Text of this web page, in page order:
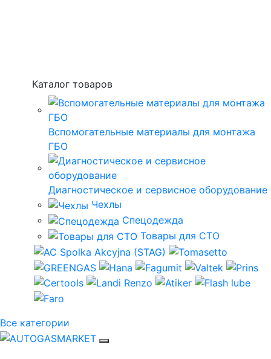
Каталог товаров
Вспомогательные материалы для монтажа
ГБО
Диагностическое и сервисное оборудование
Чехлы
Спецодежда
Товары для СТО
Все категории